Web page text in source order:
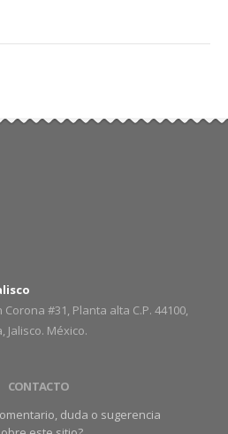
PARRA
#31, Planta alta C.P. 44100,
Jalisco. México.
CONTACTO
duda o sugerencia